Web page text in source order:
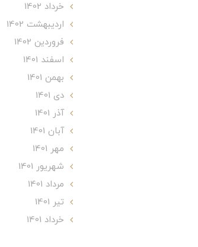
خرداد 1402
ارديبهشت 1402
فروردین 1402
اسفند 1401
بهمن 1401
دی 1401
آذر 1401
آبان 1401
مهر 1401
شهریور 1401
مرداد 1401
تير 1401
خرداد 1401